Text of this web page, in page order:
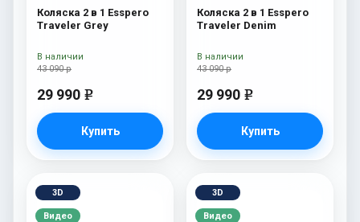
Коляска 2 в 1 Esspero
Traveler Grey
43 090 р
29 990 e
Купить
В наличии
Коляска 2 в 1 Esspero
Traveler Denim
43 090 р
29 990 e
Купить
В наличии
3D
Видео
3D
Видео